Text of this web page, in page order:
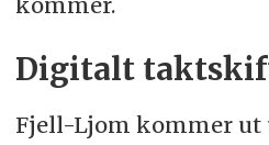
Digitalt
Fjell-Ljom kommer ut